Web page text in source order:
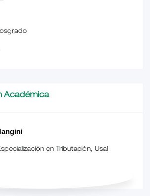
Académica
en Tributación, Usal